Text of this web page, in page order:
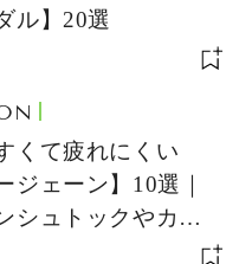
ル】20選
くて疲れにくい
ジェーン】10選｜
シュトックやカン
ど、秋に向けて買